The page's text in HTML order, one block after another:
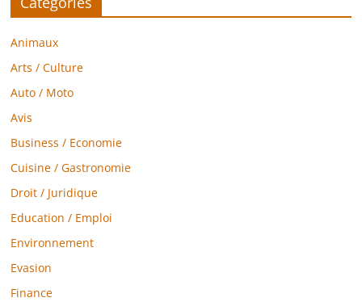
Animaux
Arts / Culture
Auto / Moto
Avis
Business / Economie
Cuisine / Gastronomie
Droit / Juridique
Education / Emploi
Environnement
Evasion
Finance